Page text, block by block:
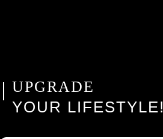
UPGRADE
YOUR LIFESTYLE!